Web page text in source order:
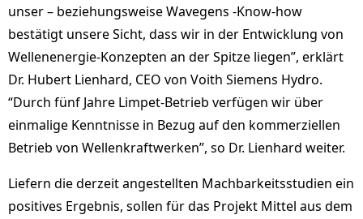
unser – beziehungsweise Wavegens -Know-how
bestätigt unsere Sicht, dass wir in der Entwicklung von
Wellenenergie-Konzepten an der Spitze liegen”, erklärt
Dr. Hubert Lienhard, CEO von Voith Siemens Hydro.
“Durch fünf Jahre Limpet-Betrieb verfügen wir über
einmalige Kenntnisse in Bezug auf den kommerziellen
Betrieb von Wellenkraftwerken”, so Dr. Lienhard weiter.
Liefern die derzeit angestellten Machbarkeitsstudien ein
positives Ergebnis, sollen für das Projekt Mittel aus dem